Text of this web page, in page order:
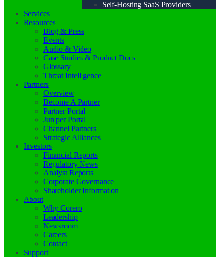
Self-Hosting SaaS Providers
Services
Resources
Blog & Press
Events
Audio & Video
Case Studies & Product Docs
Glossary
Threat Intelligence
Partners
Overview
Become A Partner
Partner Portal
Juniper Portal
Channel Partners
Strategic Alliances
Investors
Financial Reports
Regulatory News
Analyst Reports
Corporate Governance
Shareholder Information
About
Why Corero
Leadership
Newsroom
Careers
Contact
Support